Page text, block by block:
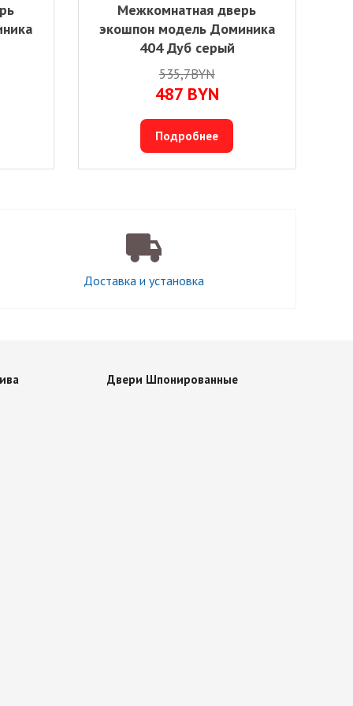
Межкомнатная дверь
экошпон модель Доминика
404 Дуб серый
535,7BYN
487 BYN
Подробнее
Доставка и установка
Двери Шпонированные